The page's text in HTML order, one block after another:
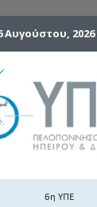
Αυγούστου, 2026
6η ΥΠΕ